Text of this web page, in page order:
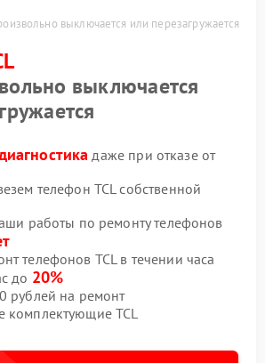
выключается или перезагружается
выключается
даже при отказе от
телефон TCL собственной
работы по ремонту телефонов
телефонов TCL в течении часа
до 20%
рублей на ремонт
комплектующие TCL